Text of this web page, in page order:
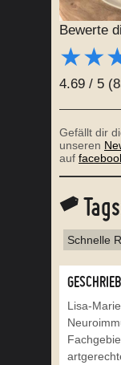
Bewerte
★★
4.69 / 5 (
Gefällt dir
unseren
auf
Schnelle
Lisa-